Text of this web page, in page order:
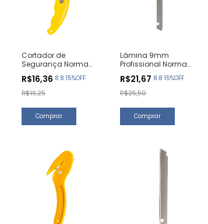
Cortador de
Segurança Norma
R$16,36 8.8 15%OFF
R$19,25
Lâmina 9mm
Profissional Norma
R$21,67 8.8 15%OFF
R$25,50